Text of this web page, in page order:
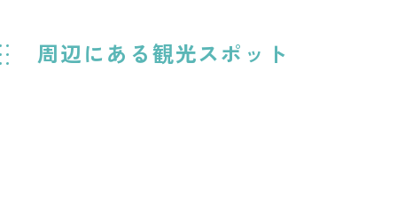
周辺にある観光スポット